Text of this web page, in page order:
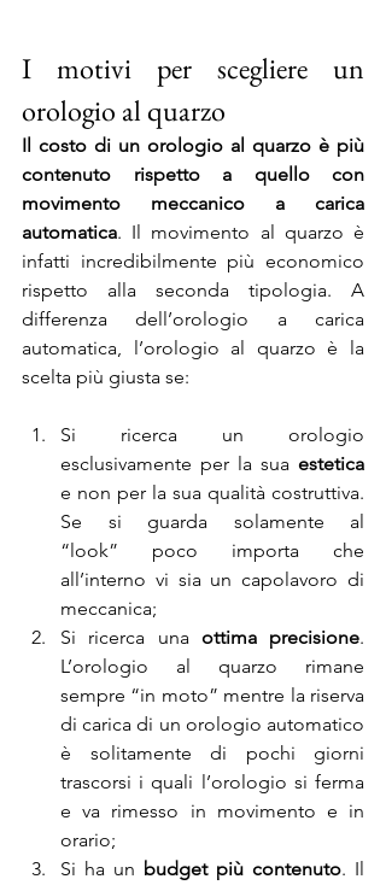
I motivi per scegliere un
orologio al quarzo
Il costo di un orologio al quarzo è più
contenuto rispetto a quello con
movimento meccanico a carica
automatica. Il movimento al quarzo è
infatti incredibilmente più economico
rispetto alla seconda tipologia. A
differenza dell’orologio a carica
automatica, l’orologio al quarzo è la
scelta più giusta se:
Si ricerca un orologio
esclusivamente per la sua estetica
e non per la sua qualità costruttiva.
Se si guarda solamente al
“look” poco importa che
all’interno vi sia un capolavoro di
meccanica;
Si ricerca una ottima precisione.
L’orologio al quarzo rimane
sempre “in moto” mentre la riserva
di carica di un orologio automatico
è solitamente di pochi giorni
trascorsi i quali l’orologio si ferma
e va rimesso in movimento e in
orario;
Si ha un budget più contenuto. Il